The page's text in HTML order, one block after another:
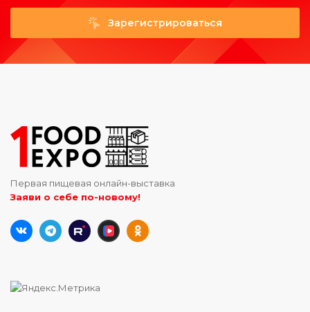
Зарегистрироваться
Первая пищевая онлайн-выставка
Заяви о себе по-новому!